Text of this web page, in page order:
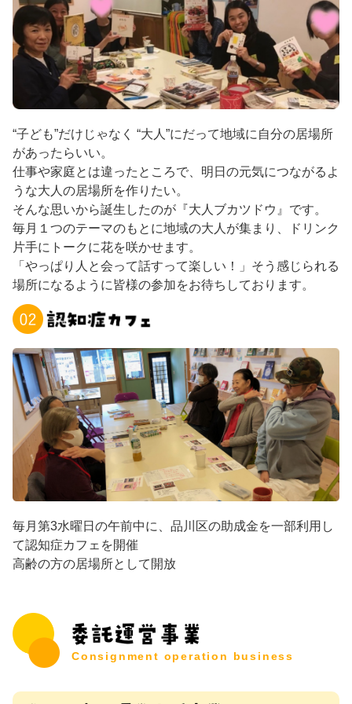
“子ども”だけじゃなく “大人”にだって地域に自分の居場所
があったらいい。
仕事や家庭とは違ったところで、明日の元気につながるよ
うな大人の居場所を作りたい。
そんな思いから誕生したのが『大人ブカツドウ』です。
毎月１つのテーマのもとに地域の大人が集まり、ドリンク
片手にトークに花を咲かせます。
「やっぱり人と会って話すって楽しい！」そう感じられる
場所になるように皆様の参加をお待ちしております。
毎月第3水曜日の午前中に、品川区の助成金を一部利用し
て認知症カフェを開催
高齢の方の居場所として開放
Consignment operation business